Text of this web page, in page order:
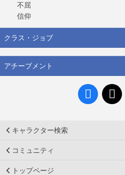
不屈
信仰
クラス・ジョブ
アチーブメント
キャラクター検索
コミュニティ
トップページ